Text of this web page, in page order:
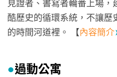
酷歷史的循環系統，不讓歷
的時間河道裡。 【內容簡介
●過動公寓